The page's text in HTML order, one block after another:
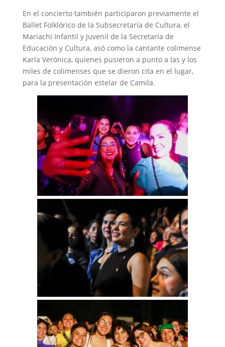
En el concierto también participaron previamente el
Ballet Folklórico de la Subsecretaría de Cultura, el
Mariachi Infantil y Juvenil de la Secretaría de
Educación y Cultura, asó como la cantante colimense
Karla Verónica, quienes pusieron a punto a las y los
miles de colimenses que se dieron cita en el lugar,
para la presentación estelar de Camila.